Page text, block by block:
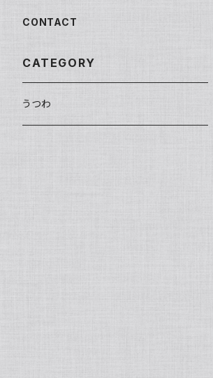
CONTACT
CATEGORY
うつわ